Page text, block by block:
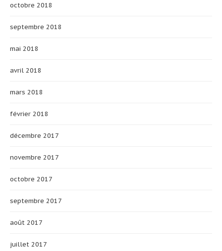
octobre 2018
septembre 2018
mai 2018
avril 2018
mars 2018
février 2018
décembre 2017
novembre 2017
octobre 2017
septembre 2017
août 2017
juillet 2017